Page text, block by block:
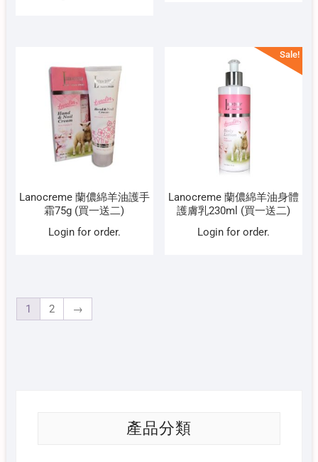
Lanocreme 蘭儂綿羊油護手
霜75g (買一送二)
Login for order.
Sale!
Lanocreme 蘭儂綿羊油身體
護膚乳230ml (買一送二)
Login for order.
1 2 →
產品分類